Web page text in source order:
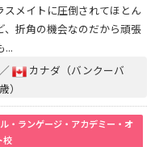
スメイトに圧倒されてほとん
、折角の機会なのだから頑張
...
カナダ（バンクーバ
）
・ランゲージ・アカデミー・オ
校